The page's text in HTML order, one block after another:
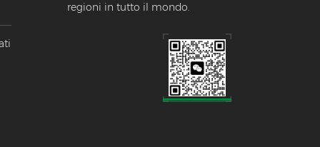
regioni in tutto il mondo.